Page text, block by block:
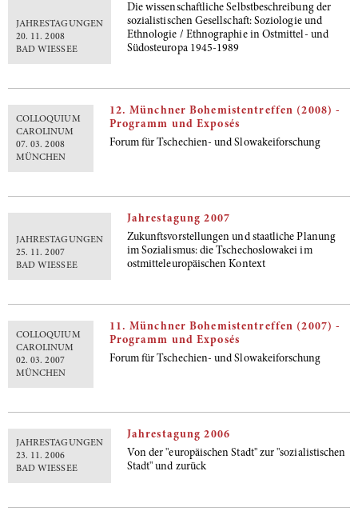
JAHRESTAGUNGEN
20. 11. 2008
BAD WIESSEE
Die wissenschaftliche Selbstbeschreibung der
sozialistischen Gesellschaft: Soziologie und
Ethnologie / Ethnographie in Ostmittel- und
Südosteuropa 1945-1989
COLLOQUIUM
CAROLINUM
07. 03. 2008
MÜNCHEN
12. Münchner Bohemistentreffen (2008) -
Programm und Exposés
Forum für Tschechien- und Slowakeiforschung
JAHRESTAGUNGEN
25. 11. 2007
BAD WIESSEE
Jahrestagung 2007
Zukunftsvorstellungen und staatliche Planung
im Sozialismus: die Tschechoslowakei im
ostmitteleuropäischen Kontext
COLLOQUIUM
CAROLINUM
02. 03. 2007
MÜNCHEN
11. Münchner Bohemistentreffen (2007) -
Programm und Exposés
Forum für Tschechien- und Slowakeiforschung
JAHRESTAGUNGEN
23. 11. 2006
BAD WIESSEE
Jahrestagung 2006
Von der "europäischen Stadt" zur "sozialistischen
Stadt" und zurück